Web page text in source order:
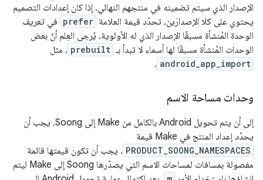
الإصدار الذي سيتم تضمينه في منتجهم النهائي. إذا كان إعدادات التصميم
يحتوي على كلا الإصدارَين، تحدّد قيمة العلامة prefer في تعريف
الوحدة المُنشأة مسبقًا الإصدار الذي له الأولوية. يُرجى العِلم أنّ بعض
الوحدات المُنشأة مسبقًا لها أسماء لا تبدأ بـ prebuilt ، مثل
android_app_import
.
وحدات مساحة الاسم
إلى أن يتم تحويل Android بالكامل من Make إلى Soong، يجب أن
يحدّد إعداد المنتج في Make قيمة
PRODUCT_SOONG_NAMESPACES . يجب أن تكون قيمتها قائمة
مفصولة بمسافات لمساحات الاسم التي يصدّرها Soong إلى Make ليتم